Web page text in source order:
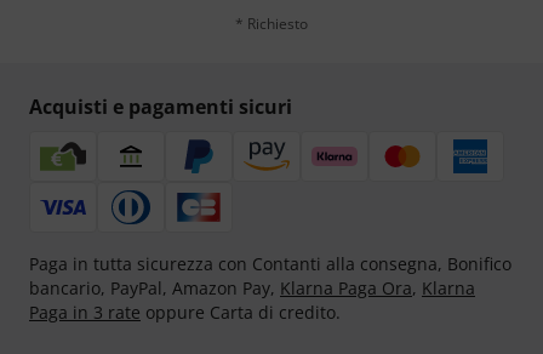
* Richiesto
Acquisti e pagamenti sicuri
Paga in tutta sicurezza con Contanti alla consegna, Bonifico
bancario, PayPal, Amazon Pay, Klarna Paga Ora, Klarna
Paga in 3 rate oppure Carta di credito.